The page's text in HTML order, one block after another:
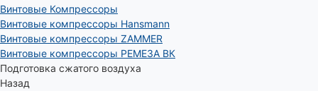
Винтовые Компрессоры
Винтовые компрессоры Hansmann
Винтовые компрессоры ZAMMER
Винтовые компрессоры РЕМЕЗА ВК
Подготовка сжатого воздуха
Назад